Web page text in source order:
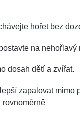
hořet bez
na nehořlavý
dosah dětí a zvířat.
zapalovat mimo
rovnoměrně